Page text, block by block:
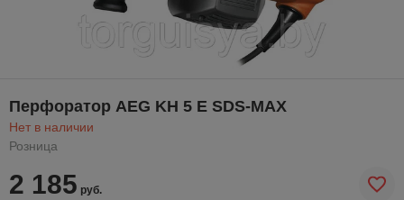
Перфоратор AEG KH 5 E SDS-MAX
Нет в наличии
Розница
2 185 руб.